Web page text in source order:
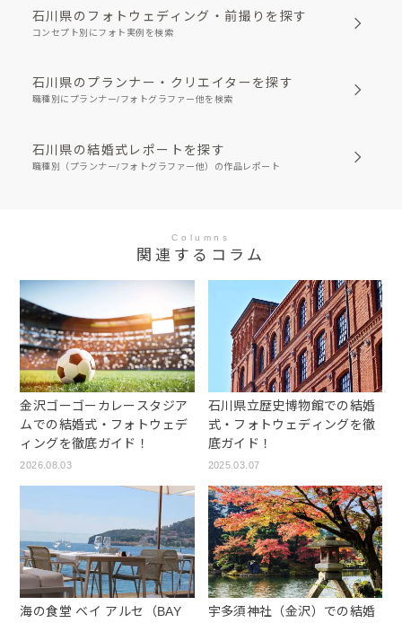
石川県のフォトウェディング・前撮りを探す
コンセプト別にフォト実例を検索
石川県のプランナー・クリエイターを探す
職種別にプランナー/フォトグラファー他を検索
石川県の結婚式レポートを探す
職種別（プランナー/フォトグラファー他）の作品レポート
Columns
関連するコラム
金沢ゴーゴーカレースタジア
ムでの結婚式・フォトウェデ
ィングを徹底ガイド！
2026.08.03
石川県立歴史博物館での結婚
式・フォトウェディングを徹
底ガイド！
2025.03.07
海の食堂 ベイ アルセ（BAY 宇多須神社（金沢）での結婚